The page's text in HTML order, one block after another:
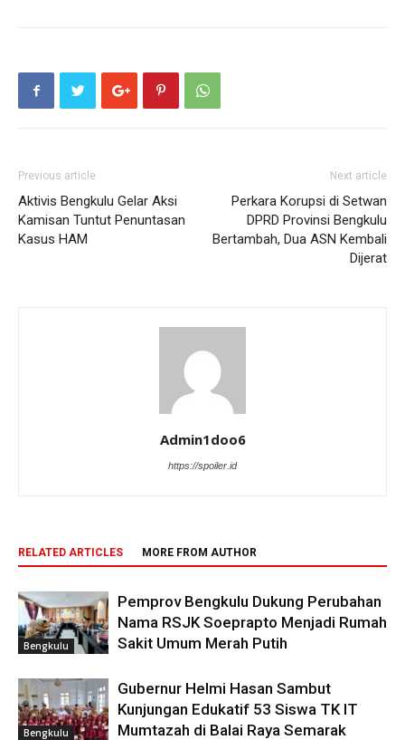
Previous article
Aktivis Bengkulu Gelar Aksi
Kamisan Tuntut Penuntasan
Kasus HAM
Next article
Perkara Korupsi di Setwan
DPRD Provinsi Bengkulu
Bertambah, Dua ASN Kembali
Dijerat
Admin1doo6
https://spoiler.id
RELATED ARTICLES MORE FROM AUTHOR
Bengkulu
Pemprov Bengkulu Dukung Perubahan
Nama RSJK Soeprapto Menjadi Rumah
Sakit Umum Merah Putih
Bengkulu
Gubernur Helmi Hasan Sambut
Kunjungan Edukatif 53 Siswa TK IT
Mumtazah di Balai Raya Semarak